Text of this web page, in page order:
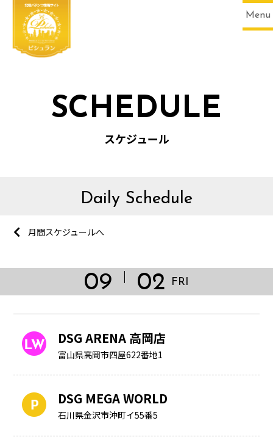
Menu
SCHEDULE
スケジュール
Daily Schedule
月間スケジュールへ
09 02 FRI
DSG ARENA 高岡店
富山県高岡市四屋622番地1
DSG MEGA WORLD
石川県金沢市沖町イ55番5